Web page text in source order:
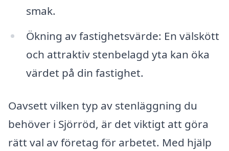
smak.
Ökning av fastighetsvärde: En välskött
och attraktiv stenbelagd yta kan öka
värdet på din fastighet.
Oavsett vilken typ av stenläggning du
behöver i Sjörröd, är det viktigt att göra
rätt val av företag för arbetet. Med hjälp